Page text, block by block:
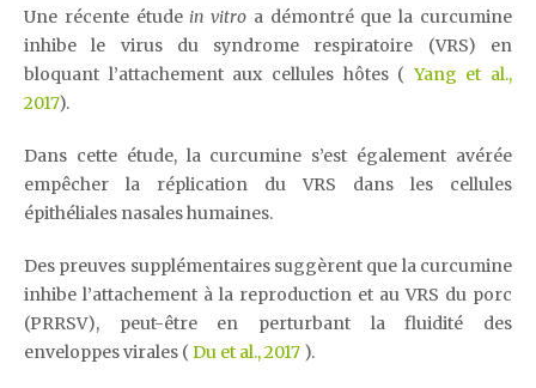
Une récente étude in vitro a démontré que la curcumine
inhibe le virus du syndrome respiratoire (VRS) en
bloquant l’attachement aux cellules hôtes ( Yang et al.,
2017).
Dans cette étude, la curcumine s’est également avérée
empêcher la réplication du VRS dans les cellules
épithéliales nasales humaines.
Des preuves supplémentaires suggèrent que la curcumine
inhibe l’attachement à la reproduction et au VRS du porc
(PRRSV), peut-être en perturbant la fluidité des
enveloppes virales ( Du et al., 2017 ).